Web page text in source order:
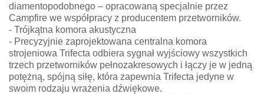
diamentopodobnego – opracowaną specjalnie przez
Campfire we współpracy z producentem przetworników.
- Trójkątna komora akustyczna
- Precyzyjnie zaprojektowana centralna komora
strojeniowa Trifecta odbiera sygnał wyjściowy wszystkich
trzech przetworników pełnozakresowych i łączy je w jedną
potężną, spójną siłę, która zapewnia Trifecta jedyne w
swoim rodzaju wrażenia dźwiękowe.